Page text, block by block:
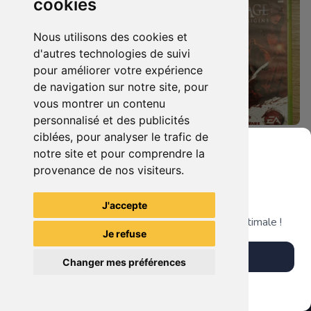
cookies
Nous utilisons des cookies et
d'autres technologies de suivi
pour améliorer votre expérience
de navigation sur notre site, pour
vous montrer un contenu
personnalisé et des publicités
ciblées, pour analyser le trafic de
notre site et pour comprendre la
provenance de nos visiteurs.
J'accepte
Je refuse
Changer mes préférences
5.90 € 0
Dragon Age Ii Xbox 360
8.90 €
TheGamingR83
Grenier du Geek
Télécharge notre app pour une expérience optimale !
Télécharger l'app